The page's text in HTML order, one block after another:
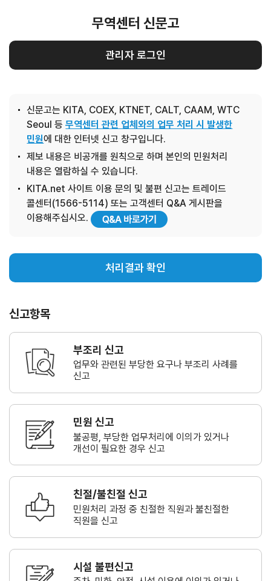
무역센터 신문고
관리자 로그인
신문고는 KITA, COEX, KTNET, CALT, CAAM, WTC
Seoul 등무역센터 관련 업체와의 업무 처리 시 발생한
민원에 대한 인터넷 신고 창구입니다.
제보 내용은 비공개를 원칙으로 하며 본인의 민원처리
내용은 열람하실 수 있습니다.
KITA.net 사이트 이용 문의 및 불편 신고는 트레이드
콜센터(1566-5114) 또는 고객센터 Q&A 게시판을
이용해주십시오.
처리결과 확인
신고항목
부조리 신고
업무와 관련된 부당한 요구나 부조리 사례를
신고
민원 신고
불공평, 부당한 업무처리에 이의가 있거나
개선이 필요한 경우 신고
친절/불친절 신고
민원처리 과정 중 친절한 직원과불친절한
직원을 신고
시설 불편신고